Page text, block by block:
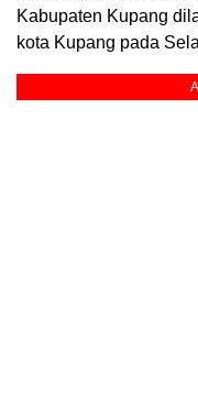
Kabupaten Kupang
kota Kupang pada